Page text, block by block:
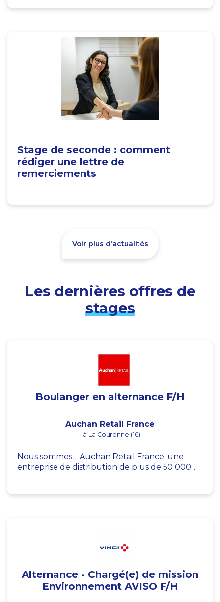
Stage de seconde : comment
rédiger une lettre de
remerciements
Voir plus d'actualités
Les dernières offres de
stages
Boulanger en alternance F/H
Auchan Retail France
à La Couronne (16)
Nous sommes… Auchan Retail France, une
entreprise de distribution de plus de 50 000...
Alternance - Chargé(e) de mission
Environnement AVISO F/H